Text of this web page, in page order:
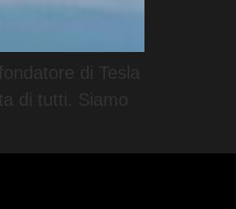
di Tesla
di tutti. Siamo